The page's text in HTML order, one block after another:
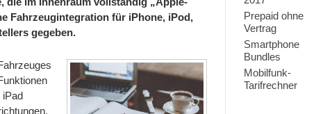
Apple-
Fahrzeugintegration für iPhone, iPod,
gegeben.
iPad
Prepaid ohne
Vertrag
Smartphone
Bundles
Mobilfunk-
Tarifrechner